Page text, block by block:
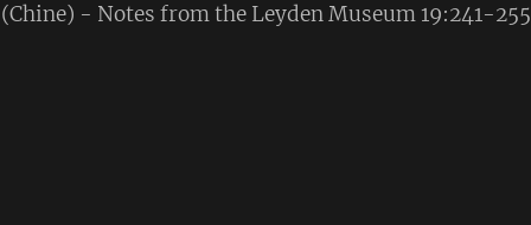
(Chine) - Notes from the Leyden Museum 19:241-255